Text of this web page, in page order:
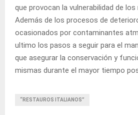
que provocan la vulnerabilidad de
Además de los procesos de
ocasionados por contaminantes
ultimo los pasos a seguir para el
que asegurar la conservación y
mismas durante el mayor tiempo
“RESTAUROS ITALIANOS”